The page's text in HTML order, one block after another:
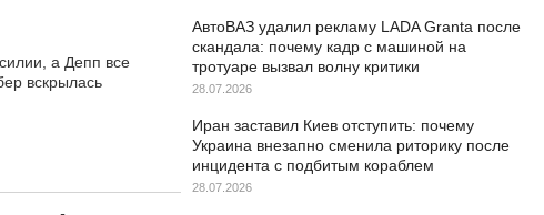
а Депп все
вскрылась
АвтоВАЗ удалил рекламу LADA Granta после
скандала: почему кадр с машиной на
тротуаре вызвал волну критики
28.07.2026
Иран заставил Киев отступить: почему
Украина внезапно сменила риторику после
инцидента с подбитым кораблем
28.07.2026